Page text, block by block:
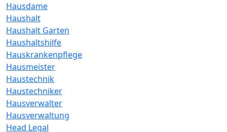
Hausdame
Haushalt
Haushalt Garten
Haushaltshilfe
Hauskrankenpflege
Hausmeister
Haustechnik
Haustechniker
Hausverwalter
Hausverwaltung
Head Legal